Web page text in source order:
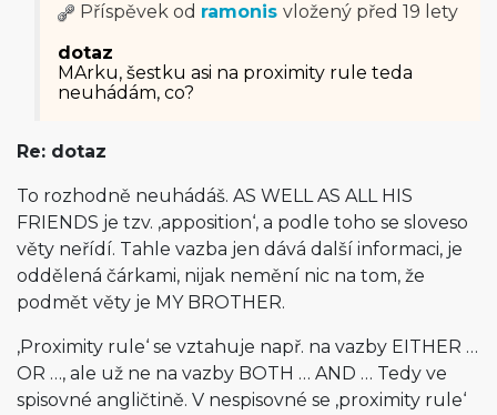
Příspěvek od ramonis vložený před 19 lety
dotaz
MArku, šestku asi na proximity rule teda
neuhádám, co?
Re: dotaz
To rozhodně neuhádáš. AS WELL AS ALL HIS
FRIENDS je tzv. ‚apposition‘, a podle toho se sloveso
věty neřídí. Tahle vazba jen dává další informaci, je
oddělená čárkami, nijak nemění nic na tom, že
podmět věty je MY BROTHER.
‚Proximity rule‘ se vztahuje např. na vazby EITHER …
OR …, ale už ne na vazby BOTH … AND … Tedy ve
spisovné angličtině. V nespisovné se ‚proximity rule‘